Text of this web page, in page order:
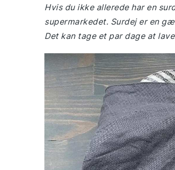
Hvis du ikke allerede har en
supermarkedet. Surdej er en
Det kan tage et par dage at